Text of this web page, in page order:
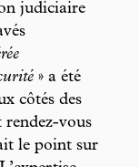
judiciaire
» a été
côtés des
rendez-vous
le point sur